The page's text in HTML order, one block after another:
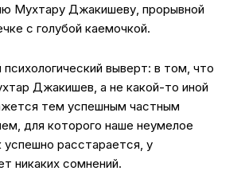
Мухтару Джакишеву, прорывной
с голубой каемочкой.
выверт: в том, что
Джакишев, а не какой-то иной
тем успешным частным
для которого наше неумелое
успешно расстарается, у
никаких сомнений.